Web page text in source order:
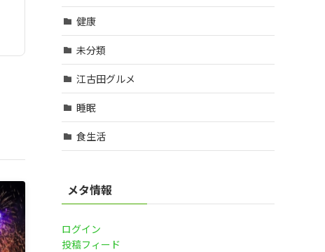
健康
未分類
江古田グルメ
睡眠
食生活
メタ情報
ログイン
投稿フィード